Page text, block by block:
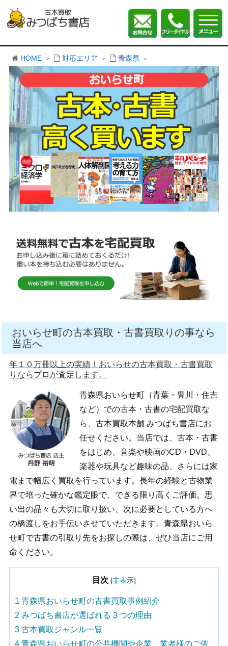
HOME 対応エリア 青森県
おいらせ町の古本買取・古書買取りの事なら
当店へ
年１０万冊以上の実績！おいらせの古本買取・古書買取
りならプロが査定します。
青森県おいらせ町（青葉・豊川・住吉
など）での古本・古書の宅配買取な
ら、古本買取本舗 みつばち書店にお
任せください。当店では、古本・古書
をはじめ、音楽や映画のCD・DVD、
楽器や玩具など趣味の品、さらには家
電まで幅広く買取を行っています。長年の経験と古物業
界で培った確かな鑑定眼で、できる限り高くご評価。思
い出の品々も大切に取り扱い、次に必要としている方へ
の橋渡しをお手伝いさせていただきます。青森県おいら
せ町で古書の引取り先をお探しの際は、ぜひ当店にご用
命ください。
目次 [非表示]
1 青森県おいらせ町の古書買取事例紹介
2 みつばち書店が選ばれる３つの理由
3 古本買取ジャンル一覧
4 青森県おいらせ町の公共機関や企業、業者様のご依